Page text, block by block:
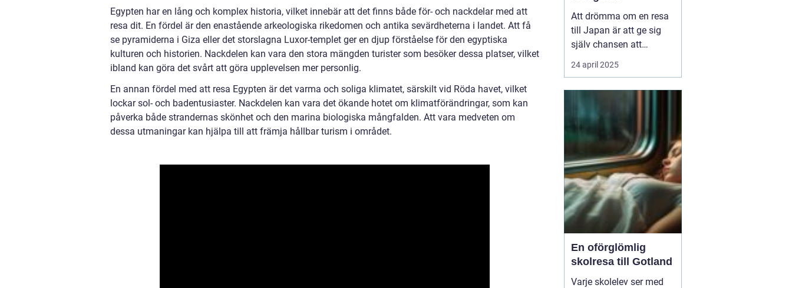
Egypten har en lång och komplex historia, vilket innebär att det finns både för- och nackdelar med att
resa dit. En fördel är den enastående arkeologiska rikedomen och antika sevärdheterna i landet. Att få
se pyramiderna i Giza eller det storslagna Luxor-templet ger en djup förståelse för den egyptiska
kulturen och historien. Nackdelen kan vara den stora mängden turister som besöker dessa platser, vilket
ibland kan göra det svårt att göra upplevelsen mer personlig.
En annan fördel med att resa Egypten är det varma och soliga klimatet, särskilt vid Röda havet, vilket
lockar sol- och badentusiaster. Nackdelen kan vara det ökande hotet om klimatförändringar, som kan
påverka både strandernas skönhet och den marina biologiska mångfalden. Att vara medveten om
dessa utmaningar kan hjälpa till att främja hållbar turism i området.
Att drömma om en resa
till Japan är att ge sig
själv chansen att
uppleva en värld där
tradition och modernitet
futuristiska neonskenen
i Tokyo till de fridfulla
tempelområde...
24 april 2025
En oförglömlig
skolresa till Gotland
Varje skolelev ser med